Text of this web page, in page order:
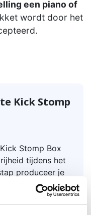
een piano of
wordt door het
Kick Stomp
Stomp Box
tijdens het
produceer je
jij je volledig
of zang. De